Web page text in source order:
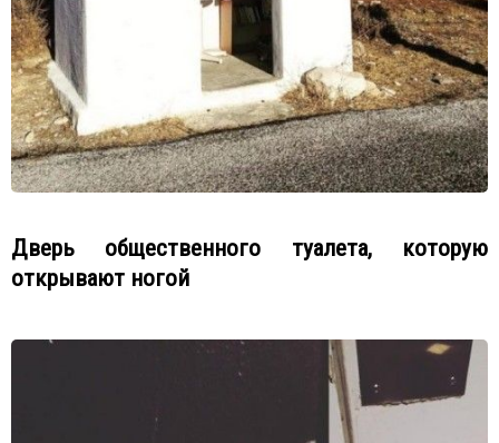
Дверь общественного туалета, которую
открывают ногой